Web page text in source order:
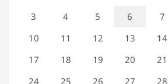
3
4 5 6 7
10
11 12 13 14
17
18 19 20 21
24
25 26 27 28